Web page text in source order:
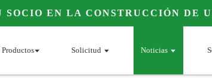
SOCIO EN LA CONSTRUCCIÓN DE
Productos Solicitud Noticias